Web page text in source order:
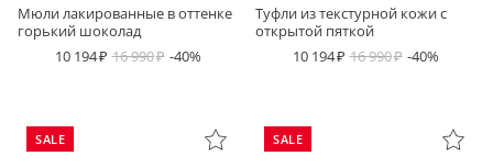
Мюли лакированные в оттенке
горький шоколад
10 194
16 990 -40%
Туфли из текстурной кожи с
открытой пяткой
10 194
16 990 -40%
SALE SALE